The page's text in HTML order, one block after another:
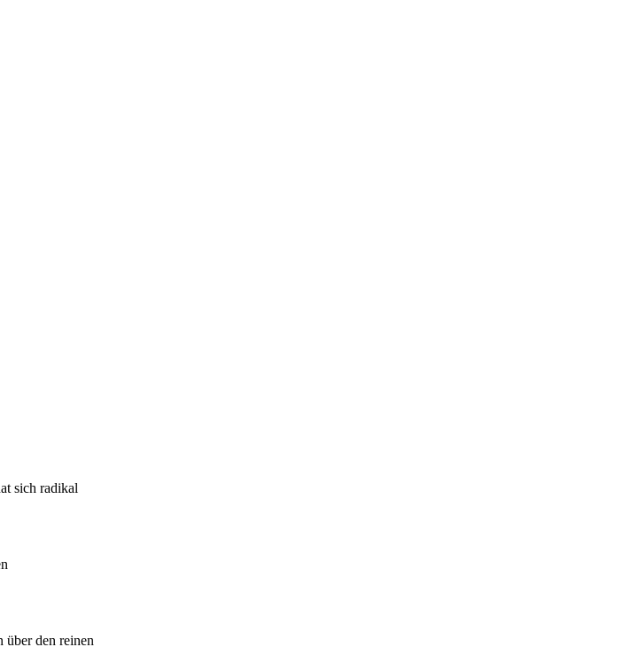
sich radikal
über den reinen